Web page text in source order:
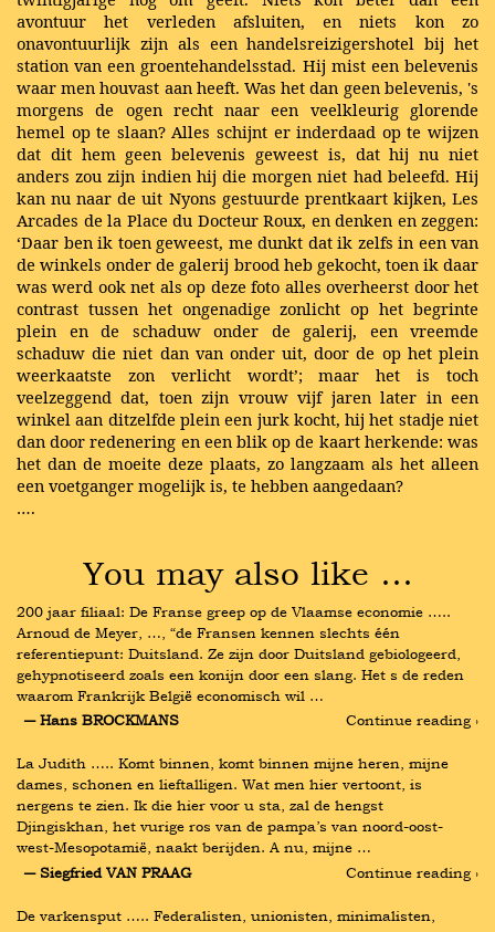
avontuur het verleden afsluiten, en niets kon zo
onavontuurlijk zijn als een handelsreizigershotel bij het
station van een groentehandelsstad. Hij mist een belevenis
waar men houvast aan heeft. Was het dan geen belevenis, 's
morgens de ogen recht naar een veelkleurig glorende
hemel op te slaan? Alles schijnt er inderdaad op te wijzen
dat dit hem geen belevenis geweest is, dat hij nu niet
anders zou zijn indien hij die morgen niet had beleefd. Hij
kan nu naar de uit Nyons gestuurde prentkaart kijken, Les
Arcades de la Place du Docteur Roux, en denken en zeggen:
‘Daar ben ik toen geweest, me dunkt dat ik zelfs in een van
de winkels onder de galerij brood heb gekocht, toen ik daar
was werd ook net als op deze foto alles overheerst door het
contrast tussen het ongenadige zonlicht op het begrinte
plein en de schaduw onder de galerij, een vreemde
schaduw die niet dan van onder uit, door de op het plein
weerkaatste zon verlicht wordt’; maar het is toch
veelzeggend dat, toen zijn vrouw vijf jaren later in een
winkel aan ditzelfde plein een jurk kocht, hij het stadje niet
dan door redenering en een blik op de kaart herkende: was
het dan de moeite deze plaats, zo langzaam als het alleen
een voetganger mogelijk is, te hebben aangedaan?
….
You may also like …
200 jaar filiaal: De Franse greep op de Vlaamse economie …..
Arnoud de Meyer, …, “de Fransen kennen slechts één
referentiepunt: Duitsland. Ze zijn door Duitsland gebiologeerd,
gehypnotiseerd zoals een konijn door een slang. Het s de reden
waarom Frankrijk België economisch wil …
― Hans BROCKMANS
Continue reading ›
La Judith ….. Komt binnen, komt binnen mijne heren, mijne
dames, schonen en lieftalligen. Wat men hier vertoont, is
nergens te zien. Ik die hier voor u sta, zal de hengst
Djingiskhan, het vurige ros van de pampa’s van noord-oost-
west-Mesopotamië, naakt berijden. A nu, mijne …
― Siegfried VAN PRAAG
Continue reading ›
De varkensput ….. Federalisten, unionisten, minimalisten,